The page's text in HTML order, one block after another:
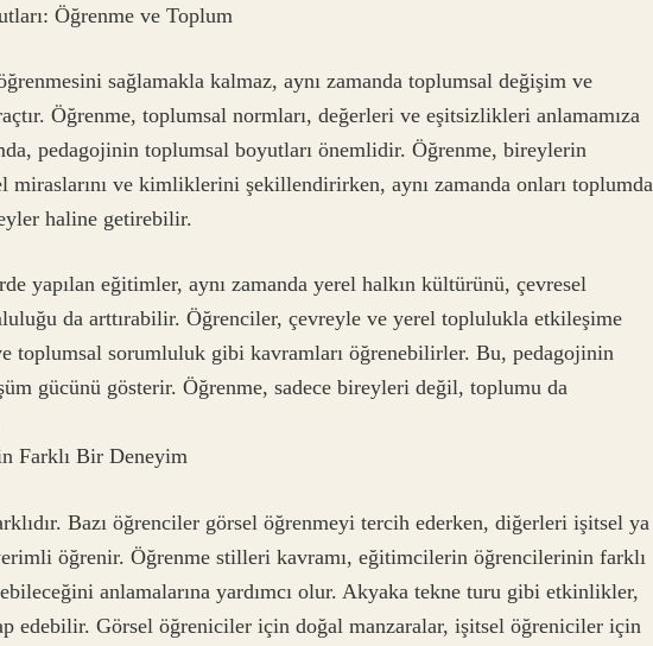
Öğrenme ve Toplum
sağlamakla kalmaz, aynı zamanda toplumsal değişim ve
Öğrenme, toplumsal normları, değerleri ve eşitsizlikleri anlamamıza
pedagojinin toplumsal boyutları önemlidir. Öğrenme, bireylerin
miraslarını ve kimliklerini şekillendirirken, aynı zamanda onları toplumda
haline getirebilir.
yapılan eğitimler, aynı zamanda yerel halkın kültürünü, çevresel
da arttırabilir. Öğrenciler, çevreyle ve yerel toplulukla etkileşime
toplumsal sorumluluk gibi kavramları öğrenebilirler. Bu, pedagojinin
gücünü gösterir. Öğrenme, sadece bireyleri değil, toplumu da
Farklı Bir Deneyim
Bazı öğrenciler görsel öğrenmeyi tercih ederken, diğerleri işitsel ya
öğrenir. Öğrenme stilleri kavramı, eğitimcilerin öğrencilerinin farklı
anlamalarına yardımcı olur. Akyaka tekne turu gibi etkinlikler,
edebilir. Görsel öğreniciler için doğal manzaralar, işitsel öğreniciler için